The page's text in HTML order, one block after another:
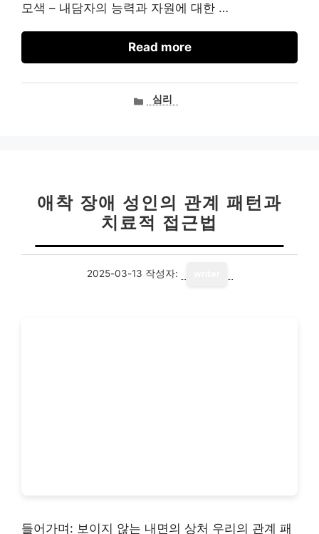
모색 – 내담자의 능력과 자원에 대한 …
Read more
카심리
애착 장애 성인의 관계 패턴과
치료적 접근법
2025-03-13 작성자:
들어가며: 보이지 않는 내면의 상처 우리의 관계 패